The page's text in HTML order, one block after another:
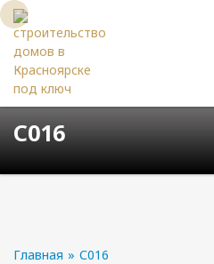
С016
Главная » С016